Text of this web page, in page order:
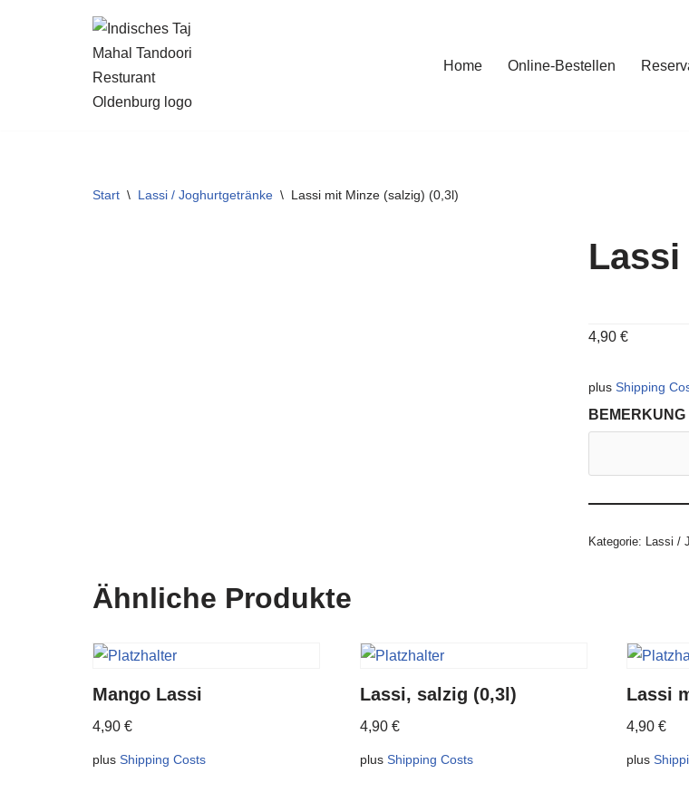
Home Online-Bestellen
Start \ Lassi / Joghurtgetränke \ Lassi mit Minze (salzig) (0,3l)
Lassi
4,90€
plusShipping
BEMERKUNG
Kategorie: Lassi /
Ähnliche Produkte
Mango Lassi
4,90 €
plus Shipping Costs
Lassi, salzig (0,3l)
4,90 €
plus Shipping Costs
Lassi
4,90€
plus